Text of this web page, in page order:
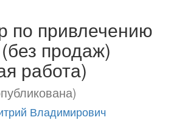
по привлечению
продаж)
работа)
Владимирович